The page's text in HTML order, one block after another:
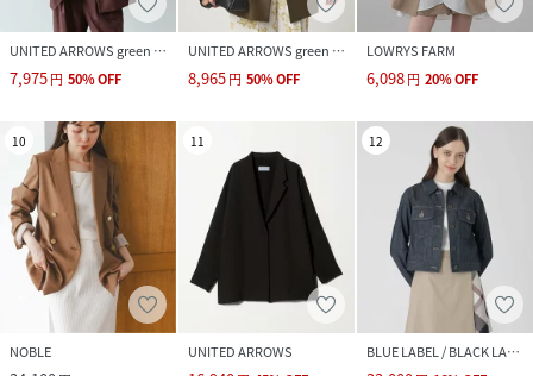
UNITED ARROWS green label relaxing
7,975円 50%OFF
UNITED ARROWS green label relaxing
8,965円 50%OFF
LOWRYS FARM
6,098円 20%OFF
10
NOBLE
11
UNITED ARROWS
12
BLUE LABEL / BLACK LABEL CRESTBRIDGE